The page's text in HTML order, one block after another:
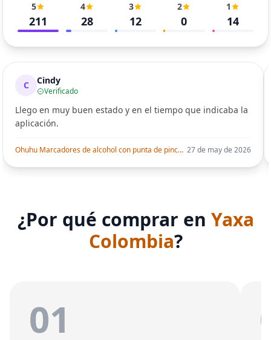
5
211
4
28
3
12
2
0
1
14
C Cindy
Verificado
Llego en muy buen estado y en el tiempo que indicaba la
aplicación.
Ohuhu Marcadores de alcohol con punta de pincel – Juego de marcadores artísticos de doble punta con certificación AP para artistas adultos 27 de may de 2026
¿Por qué comprar en Yaxa
Colombia?
01